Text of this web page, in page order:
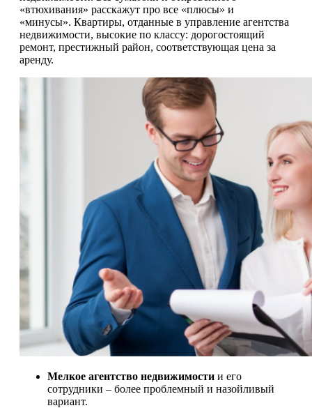
«втюхивания» расскажут про все «плюсы» и
«минусы». Квартиры, отданные в управление агентства
недвижимости, высокие по классу: дорогостоящий
ремонт, престижный район, соответствующая цена за
аренду.
Мелкое агентство недвижимости и его
сотрудники – более проблемный и назойливый
вариант.